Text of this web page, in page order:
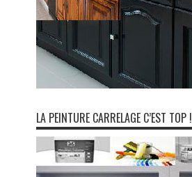
LA PEINTURE CARRELAGE C’EST TOP !